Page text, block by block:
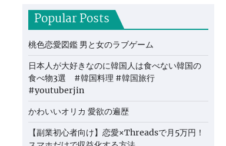
Popular Posts
桃色恋愛図鑑 男と女のラブゲーム
日本人が大好きなのに韓国人は食べない韓国の
食べ物3選 #韓国料理 #韓国旅行
#youtuberjin
かわいいオリカ 愛欲の遍歴
【副業初心者向け】恋愛×Threadsで月5万円！